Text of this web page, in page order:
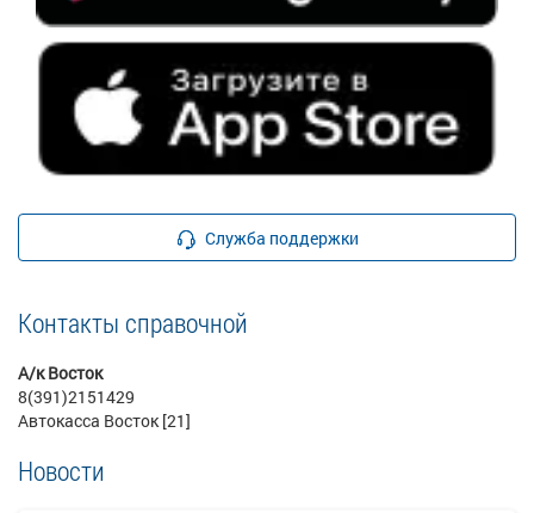
Служба поддержки
Контакты справочной
А/к Восток
8(391)2151429
Автокасса Восток [21]
Новости